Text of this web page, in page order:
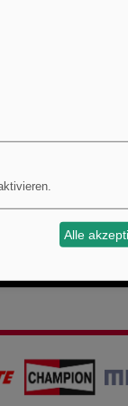
und GTIN zur
Spezifikationen
beim Kauf zu
Alle